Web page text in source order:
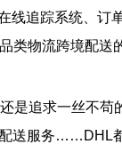
线追踪系统、订
类物流跨境配送
是追求一丝不苟
配送服务……DHL